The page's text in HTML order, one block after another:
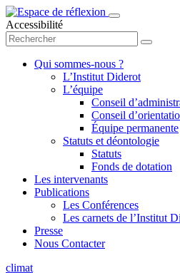
Accessibilité
Qui sommes-nous ?
L’Institut Diderot
L’équipe
Conseil
Conseil
Équipe permanente
Statuts et déontologie
Statuts
Fonds de dotation
Les intervenants
Publications
Les Conférences
Les carnets de l’Institut
Presse
Nous Contacter
climat